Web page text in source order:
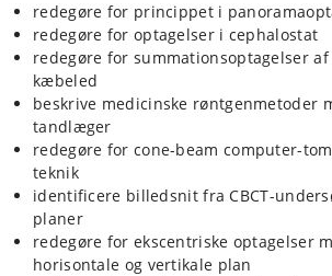
redegøre for princippet i
redegøre for optagelser i cephalostat
redegøre for summationsoptagelser
kæbeled
beskrive medicinske røntgenmetoder
tandlæger
redegøre for cone-beam computer-
teknik
identificere billedsnit fra CBCT-
planer
redegøre for ekscentriske optagelser
horisontale og vertikale plan